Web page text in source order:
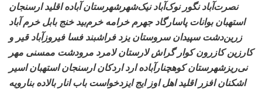
نصرت‌آباد نگورنوک‌آباد نیک‌شهرشهرستان آباده اقلید ارسنجان
استهبان بوانات پاسارگاد جهرم خرامه خرم‌بید خنج بابل خرم آباد
زرین‌دشت سپیدان سروستانیزد فراشبند فسا فیروزآباد قیر و
کارزین کازرون کوار گراش لارستان لامرد مرودشت ممسنی مهر
نی‌ریزشهرستان کوهچنارآبادهارد اردکان ارسنجان استهبان اسیر
اشکنان افزر اقلید اهل اوز ایج ایزدخواست باب انار بالاده بنارویه